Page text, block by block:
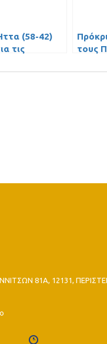
(58-42)
τις
Περιστερίου
τους
81Α, 12131,